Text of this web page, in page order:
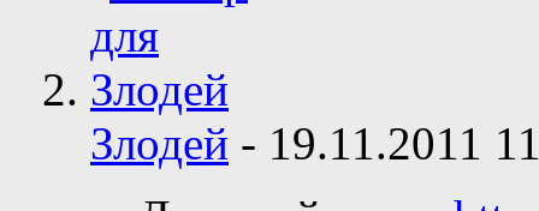
Злодей - 19.11.2011